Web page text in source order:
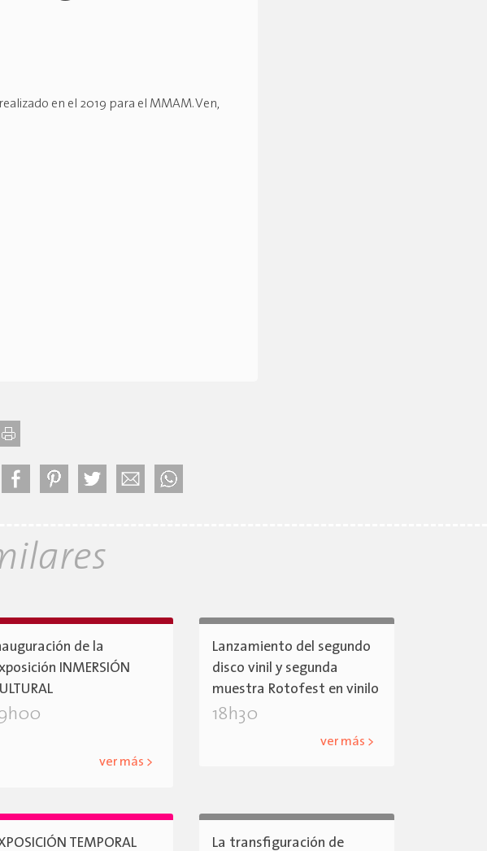
en el 2019 para el MMAM. Ven,
de la
INMERSIÓN
ver más >
Lanzamiento del segundo
disco vinil y segunda
muestra Rotofest en vinilo
18h30
ver más >
TEMPORAL
La transfiguración de